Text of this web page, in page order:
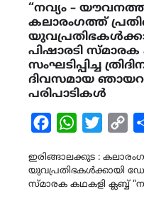
“നവ്യം –
കലാരംഗത്ത്
പിഷാരടി സ്മാരക
സംഘടിപ്പിച്ച
ദിവസമായ
പരിപാടികൾ
FacebookWhatsAppTwitter
ഇരിങ്ങാലക്കുട :
യുവപ്രതിഭകൾക്കായി
സ്മാരക കഥകളി ക്ലബ്ബ്